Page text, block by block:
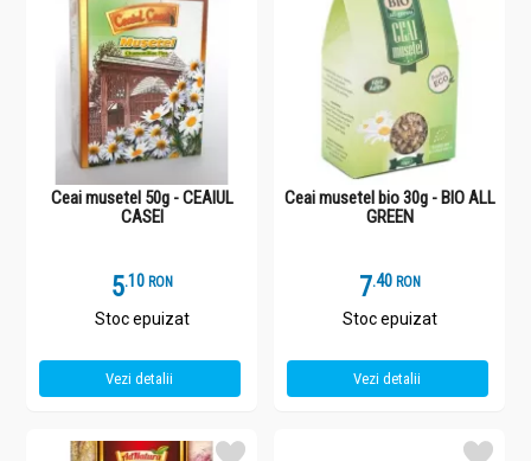
Ceai musetel 50g - CEAIUL
CASEI
5.1 RON
Stoc epuizat
Vezi detalii
Ceai musetel bio 30g - BIO ALL
GREEN
7.4 RON
Stoc epuizat
Vezi detalii